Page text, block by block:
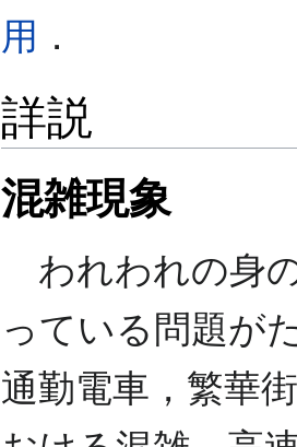
用 ．
詳説
混雑現象
われわれの身
っている問題が
通勤電車，繁華